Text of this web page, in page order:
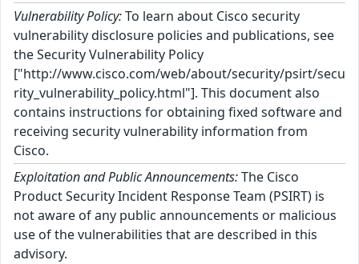
Vulnerability Policy:To learn about Cisco security
vulnerability disclosure policies and publications, see
the Security Vulnerability Policy
["http://www.cisco.com/web/about/security/psirt/secu
rity_vulnerability_policy.html"]. This document also
contains instructions for obtaining fixed software and
receiving security vulnerability information from
Cisco.
Exploitation and Public Announcements:The Cisco
Product Security Incident Response Team (PSIRT) is
not aware of any public announcements or malicious
use of the vulnerabilities that are described in this
advisory.